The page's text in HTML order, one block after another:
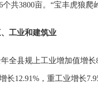
个共3800亩。“宝丰虎狼爬
、工业和建筑业
全县规上工业增加值增长
长12.91%，重工业增长